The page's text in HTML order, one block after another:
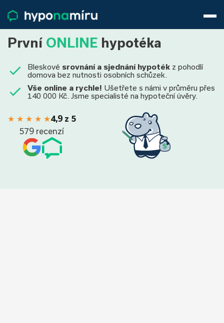
Životní pojištění
Pojištění nemovitosti
O nás
800 688 388
9−16 hod.
První ONLINE hypotéka
Bleskové srovnání a sjednání hypoték z pohodlí
domova bez nutnosti osobních schůzek.
Vše online a rychle! Ušetřete s námi v průměru přes
140 000 Kč. Jsme specialisté na hypoteční úvěry.
★ ★ ★ ★ ★4,9 z 5
579 recenzí